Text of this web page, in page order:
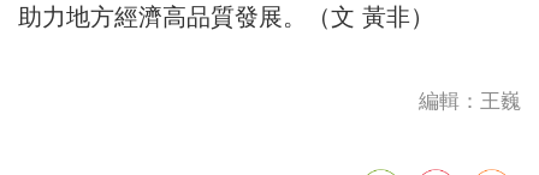
助力地方經濟高品質發展。（文 黃非）
編輯：王巍